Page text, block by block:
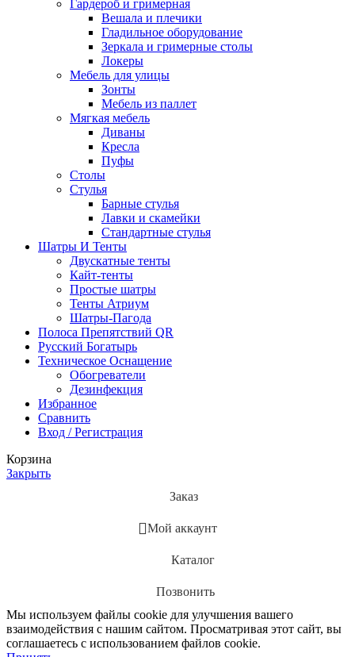
Гардероб и гримерная
Вешала и плечики
Гладильное оборудование
Зеркала и гримерные столы
Локеры
Мебель для улицы
Зонты
Мебель из паллет
Мягкая мебель
Диваны
Кресла
Пуфы
Столы
Стулья
Барные стулья
Лавки и скамейки
Стандартные стулья
Шатры И Тенты
Двускатные тенты
Кайт-тенты
Простые шатры
Тенты Атриум
Шатры-Пагода
Полоса Препятствий QR
Русский Богатырь
Техническое Оснащение
Обогреватели
Дезинфекция
Избранное
Сравнить
Вход / Регистрация
Корзина
Закрыть
Заказ
Мой аккаунт
Каталог
Позвонить
Мы используем файлы cookie для улучшения вашего
взаимодействия с нашим сайтом. Просматривая этот сайт, вы
соглашаетесь с использованием файлов cookie.